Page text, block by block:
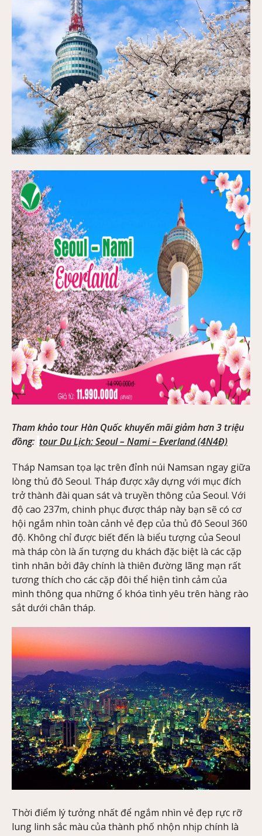
Tham khảo tour Hàn Quốc khuyến mãi giảm hơn 3 triệu
đồng: tour Du Lịch: Seoul – Nami – Everland (4N4Đ)
Tháp Namsan tọa lạc trên đỉnh núi Namsan ngay giữa
lòng thủ đô Seoul. Tháp được xây dựng với mục đích
trở thành đài quan sát và truyền thông của Seoul. Với
độ cao 237m, chinh phục được tháp này bạn sẽ có cơ
hội ngắm nhìn toàn cảnh vẻ đẹp của thủ đô Seoul 360
độ. Không chỉ được biết đến là biểu tượng của Seoul
mà tháp còn là ấn tượng du khách đặc biệt là các cặp
tình nhân bởi đây chính là thiên đường lãng mạn rất
tương thích cho các cặp đôi thể hiện tình cảm của
mình thông qua những ổ khóa tình yêu trên hàng rào
sắt dưới chân tháp.
Thời điểm lý tưởng nhất để ngắm nhìn vẻ đẹp rực rỡ
lung linh sắc màu của thành phố nhộn nhịp chính là